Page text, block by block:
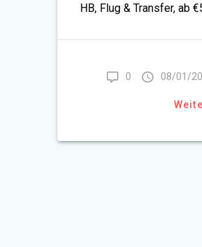
HB, Flug & Transfer, ab
0 08/01/